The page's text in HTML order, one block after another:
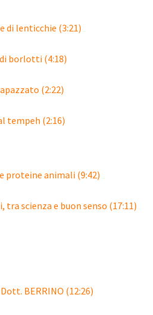
di lenticchie (3:21)
borlotti (4:18)
(2:22)
tempeh (2:16)
proteine animali (9:42)
scienza e buon senso (17:11)
BERRINO (12:26)